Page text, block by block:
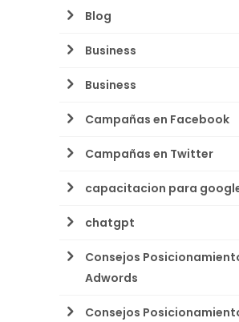
Blog
Business
Business
Campañas en Facebook
Campañas en Twitter
capacitacion para
chatgpt
Consejos
Adwords
Consejos